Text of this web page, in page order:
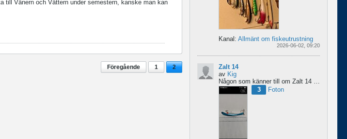
till Vänern och Vättern under semestern, kanske man kan
Föregående 1 2
Kanal: Allmänt om fiskeutrustning
2026-06-02, 09:20
Zalt 14
av Kig
Någon som känner till om Zalt 14 någongång tillverkats med fenor?
3
Foton